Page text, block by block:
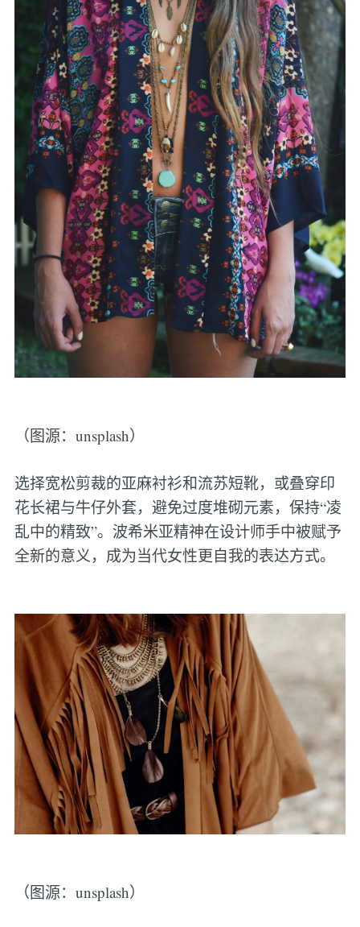
（图源：unsplash）
选择宽松剪裁的亚麻衬衫和流苏短靴，或叠穿印
花长裙与牛仔外套，避免过度堆砌元素，保持“凌
乱中的精致”。波希米亚精神在设计师手中被赋予
全新的意义，成为当代女性更自我的表达方式。
（图源：unsplash）